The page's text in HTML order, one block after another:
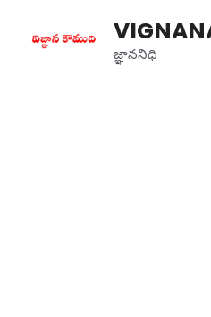
content
జ్ఞాననిధి